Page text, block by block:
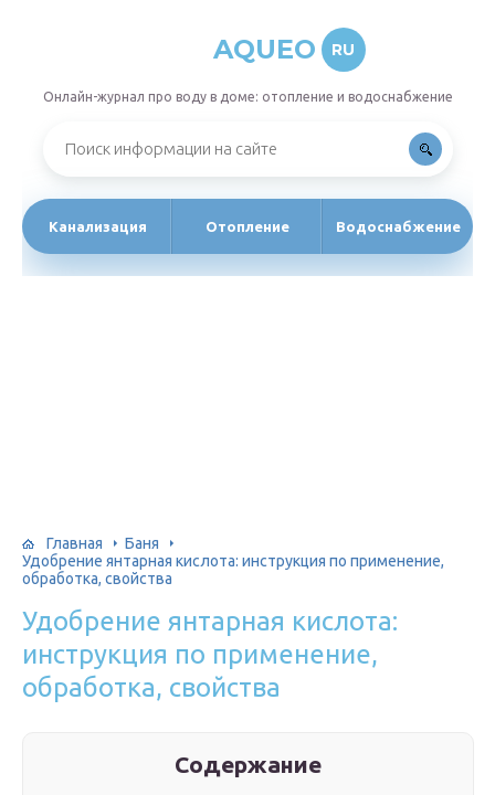
AQUEO RU
Онлайн-журнал про воду в доме: отопление и водоснабжение
Канализация Отопление Водоснабжение
Главная
Баня
Удобрение янтарная кислота: инструкция по применение,
обработка, свойства
Удобрение янтарная кислота:
инструкция по применение,
обработка, свойства
Содержание